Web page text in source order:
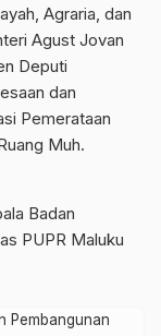
Agraria, dan
Agust Jovan
Deputi
dan
Pemerataan
Muh.
Badan
PUPR Maluku
Pembangunan